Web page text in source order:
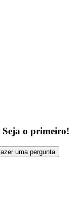
o primeiro!
uma pergunta